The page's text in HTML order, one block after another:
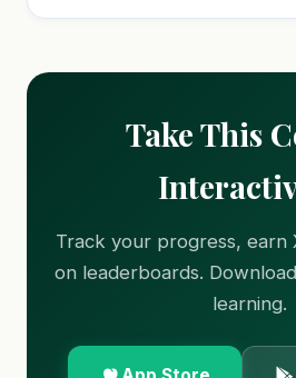
Take This
Track your progress, earn
on leaderboards.
learning.